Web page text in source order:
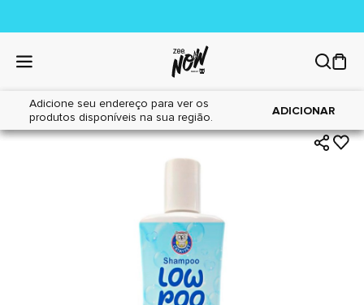
Adicione seu endereço para ver os
produtos disponíveis na sua região.
ADICIONAR
Home|Gatos|Higiene